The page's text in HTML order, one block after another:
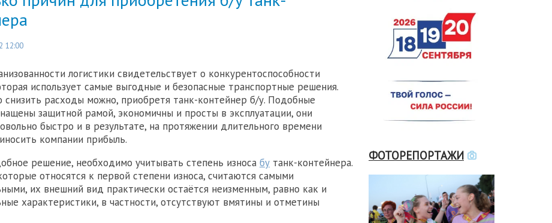
12:00
логистики свидетельствует о конкурентоспособности
использует самые выгодные и безопасные транспортные решения.
снизить расходы можно, приобретя танк-контейнер б/у. Подобные
защитной рамой, экономичны и просты в эксплуатации, они
быстро и в результате, на протяжении длительного времени
компании прибыль.
решение, необходимо учитывать степень износа бу танк-контейнера.
относятся к первой степени износа, считаются самыми
их внешний вид практически остаётся неизменным, равно как и
характеристики, в частности, отсутствуют вмятины и отметины
ФОТОРЕПОРТАЖИ